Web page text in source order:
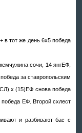
в тот же день 6х5 победа
сочи, 14 янгЕФ,
за ставропольским
х (15)ЕФ снова победа
ЕФ. Второй схлест
и разбивают бас с